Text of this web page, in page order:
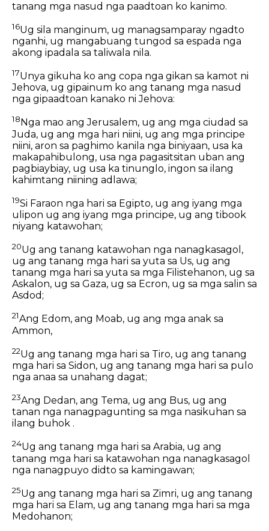
tanang mga nasud nga paadtoan ko kanimo.
16Ug sila manginum, ug managsamparay ngadto
nganhi, ug mangabuang tungod sa espada nga
akong ipadala sa taliwala nila.
17Unya gikuha ko ang copa nga gikan sa kamot ni
Jehova, ug gipainum ko ang tanang mga nasud
nga gipaadtoan kanako ni Jehova:
18 Nga mao ang Jerusalem, ug ang mga ciudad sa
Juda, ug ang mga hari niini, ug ang mga principe
niini, aron sa paghimo kanila nga biniyaan, usa ka
makapahibulong, usa nga pagasitsitan uban ang
pagbiaybiay, ug usa ka tinunglo, ingon sa ilang
kahimtang niining adlawa;
19Si Faraon nga hari sa Egipto, ug ang iyang mga
ulipon ug ang iyang mga principe, ug ang tibook
niyang katawohan;
20Ug ang tanang katawohan nga nanagkasagol,
ug ang tanang mga hari sa yuta sa Us, ug ang
tanang mga hari sa yuta sa mga Filistehanon, ug sa
Askalon, ug sa Gaza, ug sa Ecron, ug sa mga salin sa
Asdod;
21Ang Edom, ang Moab, ug ang mga anak sa
Ammon,
22Ug ang tanang mga hari sa Tiro, ug ang tanang
mga hari sa Sidon, ug ang tanang mga hari sa pulo
nga anaa sa unahang dagat;
23Ang Dedan, ang Tema, ug ang Bus, ug ang
tanan nga nanagpagunting sa mga nasikuhan sa
ilang buhok .
24Ug ang tanang mga hari sa Arabia, ug ang
tanang mga hari sa katawohan nga nanagkasagol
nga nanagpuyo didto sa kamingawan;
25Ug ang tanang mga hari sa Zimri, ug ang tanang
mga hari sa Elam, ug ang tanang mga hari sa mga
Medohanon;